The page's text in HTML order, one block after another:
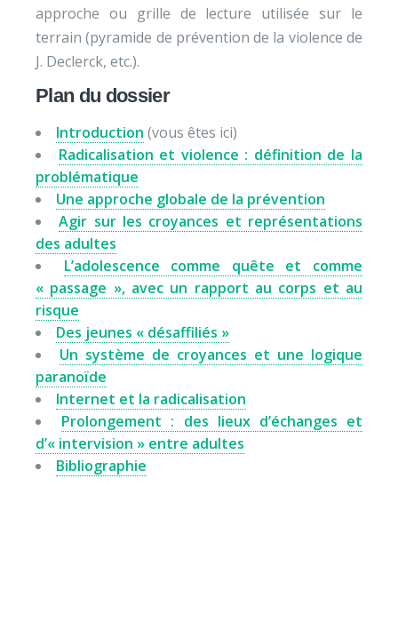
approche ou grille de lecture utilisée sur le
terrain (pyramide de prévention de la violence de
J. Declerck, etc.).
Plan du dossier
Introduction (vous êtes ici)
Radicalisation et violence : définition de la
problématique
Une approche globale de la prévention
Agir sur les croyances et représentations
des adultes
L’adolescence comme quête et comme
« passage », avec un rapport au corps et au
risque
Des jeunes « désaffiliés »
Un système de croyances et une logique
paranoïde
Internet et la radicalisation
Prolongement : des lieux d’échanges et
d’« intervision » entre adultes
Bibliographie